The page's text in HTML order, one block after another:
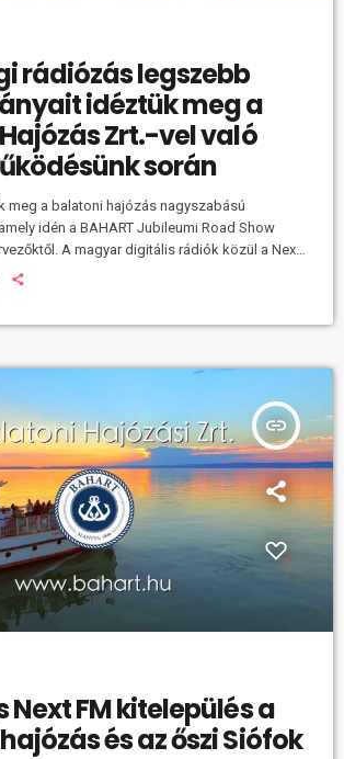
rádiózás legszebb
idéztük meg a
Zrt.-vel való
során
meg a balatoni hajózás nagyszabású
idén a BAHART Jubileumi Road Show
A magyar digitális rádiók közül a Next
elsőként kísérhette végig a rangos
insert_link
Next FM kitelepülés a
és az őszi Siófok